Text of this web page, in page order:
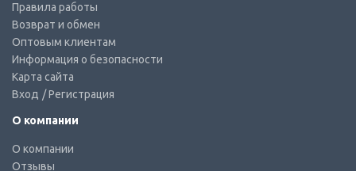
Правила работы
Возврат и обмен
Оптовым клиентам
Информация о безопасности
Карта сайта
Вход / Регистрация
О компании
О компании
Отзывы